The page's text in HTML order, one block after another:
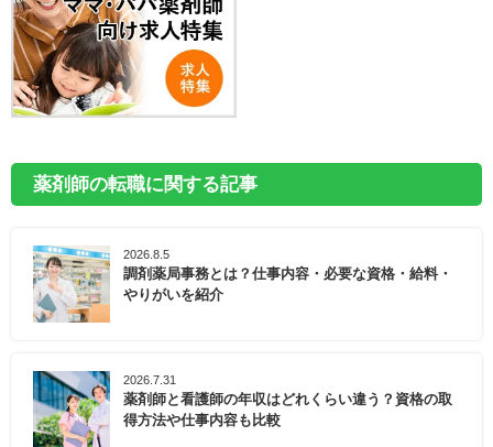
薬剤師の転職に関する記事
2026.8.5
調剤薬局事務とは？仕事内容・必要な資格・給料・
やりがいを紹介
2026.7.31
薬剤師と看護師の年収はどれくらい違う？資格の取
得方法や仕事内容も比較